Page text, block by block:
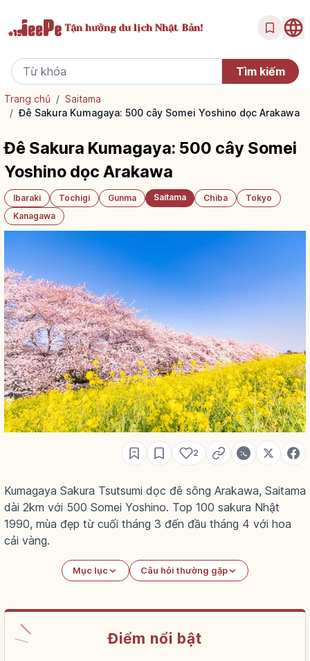
Tận hưởngdu lịch Nhật Bản!
Trang chủ / Saitama
/ Đê Sakura Kumagaya: 500 cây Somei Yoshino dọc Arakawa
Đê Sakura Kumagaya: 500 cây Somei
Yoshino dọc Arakawa
Ibaraki Tochigi Gunma Saitama Chiba
Tokyo
Kanagawa
2
Kumagaya Sakura Tsutsumi dọc đê sông Arakawa, Saitama
dài 2km với 500 Somei Yoshino. Top 100 sakura Nhật
1990, mùa đẹp từ cuối tháng 3 đến đầu tháng 4 với hoa
cải vàng.
Mục lục Câu hỏi thường gặp
Điểm nổi bật